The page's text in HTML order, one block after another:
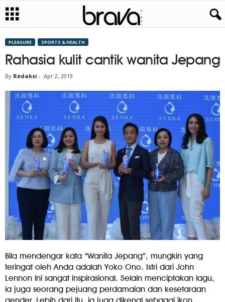
PLEASURE SPORTS & HEALTH
Rahasia kulit cantik wanita Jepang
By Redaksi - Apr 2, 2019
Bila mendengar kata “Wanita Jepang”, mungkin yang
teringat oleh Anda adalah Yoko Ono. Istri dari John
Lennon ini sangat inspirasional. Selain menciptakan lagu,
ia juga seorang pejuang perdamaian dan kesetaraan